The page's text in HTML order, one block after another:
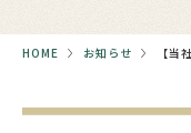
HOME お知らせ 【当